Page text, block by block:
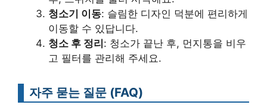
청소기 이동: 슬림한 디자인 덕분에 편리하게
이동할 수 있답니다.
청소 후 정리: 청소가 끝난 후, 먼지통을 비우
고 필터를 관리해 주세요.
자주 묻는 질문 (FAQ)